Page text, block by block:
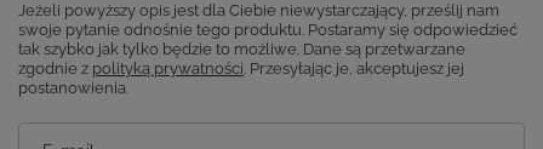
Jeżeli powyższy opis jest dla Ciebie niewystarczający, prześlij nam
swoje pytanie odnośnie tego produktu. Postaramy się odpowiedzieć
tak szybko jak tylko będzie to możliwe. Dane są przetwarzane
zgodnie z polityką prywatności. Przesyłając je, akceptujesz jej
postanowienia.